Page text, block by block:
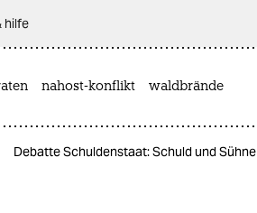
hilfe
nahost-konflikt waldbrände
Debatte Schuldenstaat: Schuld und Sühne